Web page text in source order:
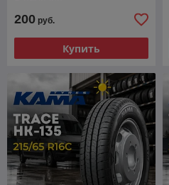
200 руб.
Купить